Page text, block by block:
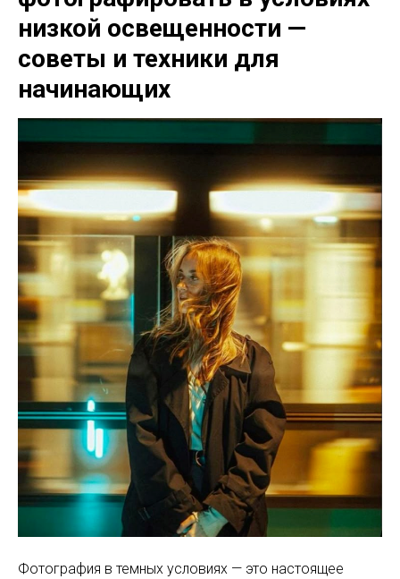
низкой освещенности —
советы и техники для
начинающих
Фотография в темных условиях — это настоящее